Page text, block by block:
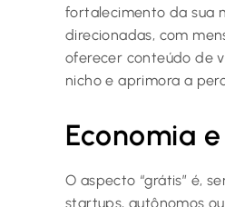
fortalecimento da sua
direcionadas, com
oferecer conteúdo de
nicho e aprimora a
Economia
O aspecto “grátis” é,
startups, autônomos